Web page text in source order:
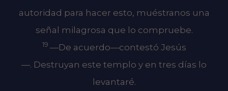
autoridad para hacer esto, muéstranos una
señal milagrosa que lo compruebe.
19 —De acuerdo—contestó Jesús
—. Destruyan este templo y en tres días lo
levantaré.